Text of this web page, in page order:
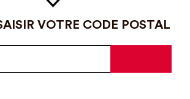
VOTRE CODE POSTAL